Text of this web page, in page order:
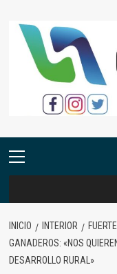
contenido
Menú
INICIO INTERIOR
GANADEROS: «NOS
DESARROLLO RURAL»